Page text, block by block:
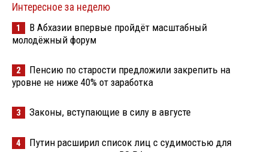
Интересное за неделю
1
В Абхазии впервые пройдёт масштабный
молодёжный форум
2
Пенсию по старости предложили закрепить на
уровне не ниже 40% от заработка
3 Законы, вступающие в силу в августе
4
Путин расширил список лиц с судимостью для